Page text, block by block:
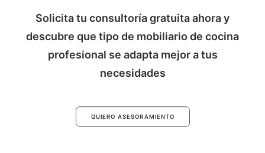
Solicita tu consultoría gratuita ahora y
descubre que tipo de mobiliario de cocina
profesional se adapta mejor a tus
necesidades
QUIERO ASESORAMIENTO